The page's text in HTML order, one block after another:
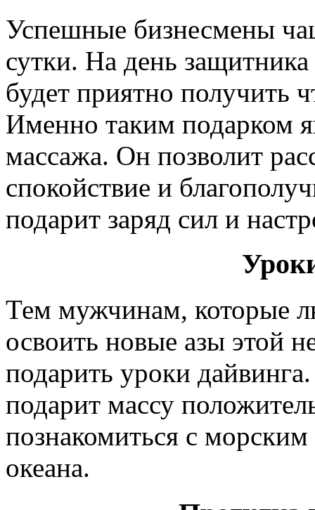
Успешные бизнесмены
сутки. На день
будет приятно получить
Именно таким подарком
массажа. Он позволит
спокойствие и
подарит заряд сил и
Тем мужчинам, которые
освоить новые азы этой
подарить уроки
подарит массу
познакомиться с
океана.